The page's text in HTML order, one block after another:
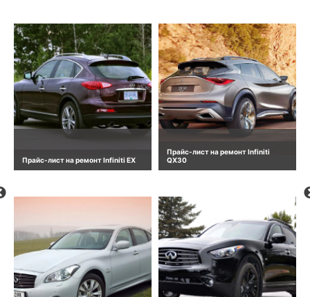
Прайс-лист на ремонт Infiniti EX
Прайс-лист на ремонт Infiniti
QX30